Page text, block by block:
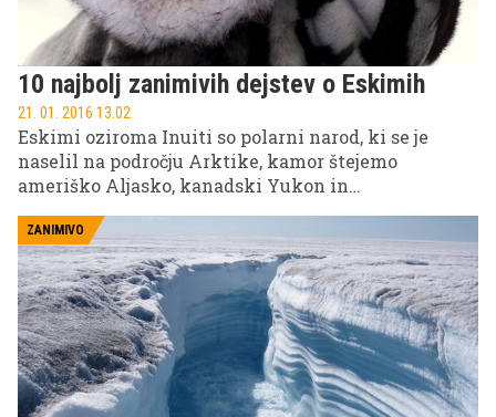
10 najbolj zanimivih dejstev o Eskimih
21. 01. 2016 13.02
Eskimi oziroma Inuiti so polarni narod, ki se je
naselil na področju Arktike, kamor štejemo
ameriško Aljasko, kanadski Yukon in
Norveške, Švedske in Finske skupaj z norveškim
otočjem Svalbard ter rusko severno Sibirijo od
Murmanska na zahodu do Čukotskega polotoka na
vzhodu skupaj z Novosibirskimi otoki in otočjem
Nova zemlja. Tu veter divja tudi s hitrostjo nad 150
km/h, vrtinči sneg na kopnem in lomi ledeno skorjo
na morju, temperature pa se spustijo tudi na -70
stopinj Celzija.
ZANIMIVO